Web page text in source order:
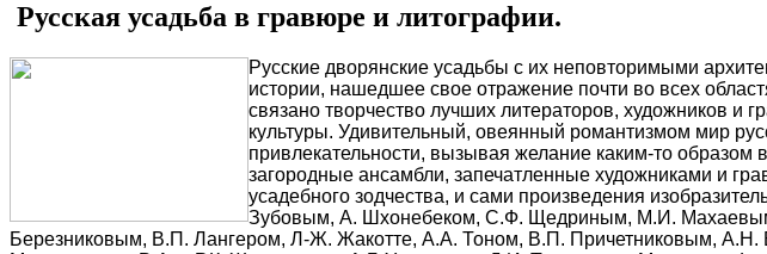
Русская усадьба в гравюре и литографии.
Русские дворянские усадьбы с их неповторимыми
истории, нашедшее свое отражение почти во всех
связано творчество лучших литераторов, художников и
культуры. Удивительный, овеянный романтизмом мир
привлекательности, вызывая желание каким-то образом
загородные ансамбли, запечатленные художниками и
усадебного зодчества, и сами произведения
Зубовым, А. Шхонебеком, С.Ф. Щедриным, М.И.
Березниковым, В.П. Лангером, Л-Ж. Жакотте, А.А. Тоном, В.П. Причетниковым,